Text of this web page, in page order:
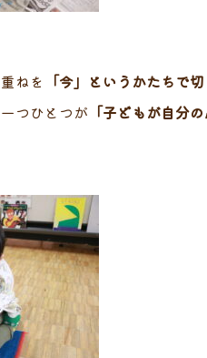
ねを 「今」というかたちで
つひとつが 「子どもが自分